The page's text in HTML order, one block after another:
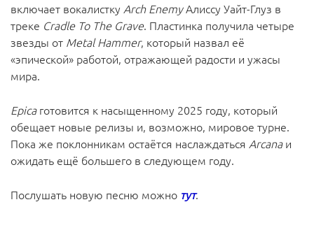
включает вокалистку Arch EnemyАлиссу Уайт-Глуз в
треке Cradle To The Grave. Пластинка получила четыре
звезды от Metal Hammer, который назвал её
«эпической» работой, отражающей радости и ужасы
мира.
Epicaготовится к насыщенному 2025 году, который
обещает новые релизы и, возможно, мировое турне.
Пока же поклонникам остаётся наслаждаться Arcanaи
ожидать ещё большего в следующем году.
Послушать новую песню можно тут.